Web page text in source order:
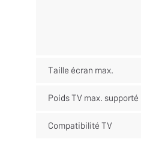
Taille écran max.
Poids TV max. supporté
Compatibilité TV